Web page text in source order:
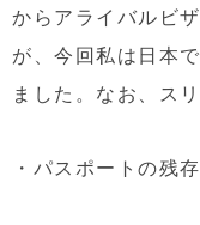
からアライバルビ
が、今回私は日本
ました。なお、ス
・パスポートの残